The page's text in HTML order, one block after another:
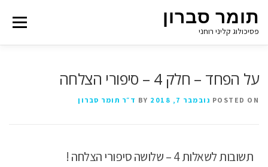
תומר סברון
פסיכולוג קליני רוחני
Menu
על הפחד – חלק 4 – סיפורי הצלחה
POSTED ON נובמבר 7, 2018 ד״ר תומר סברון
תשובות לשאלות 4 – שלושה סיפורי הצלחה !